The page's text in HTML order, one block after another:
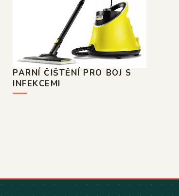
PARNÍ ČIŠTĚNÍ PRO BOJ S
INFEKCEMI